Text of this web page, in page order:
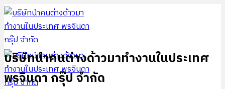
ข้าม
ไป
ยัง
เนื้อหา
บริษัทนำคนต่างด้าวมาทำงานในประเทศ
พรจินดา กรุ๊ป จำกัด